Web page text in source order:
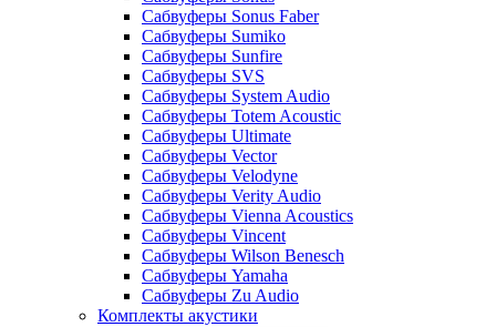
Сабвуферы Sonus Faber
Сабвуферы Sumiko
Сабвуферы Sunfire
Сабвуферы SVS
Сабвуферы System Audio
Сабвуферы Totem Acoustic
Сабвуферы Ultimate
Сабвуферы Vector
Сабвуферы Velodyne
Сабвуферы Verity Audio
Сабвуферы Vienna Acoustics
Сабвуферы Vincent
Сабвуферы Wilson Benesch
Сабвуферы Yamaha
Сабвуферы Zu Audio
Комплекты акустики